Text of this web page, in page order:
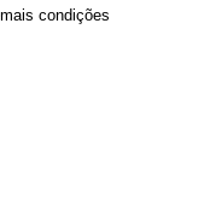
condições